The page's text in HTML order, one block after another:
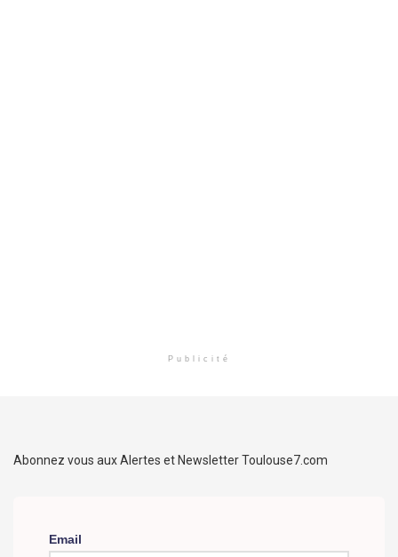
Publicité
Abonnez vous aux Alertes et Newsletter Toulouse7.com
Email